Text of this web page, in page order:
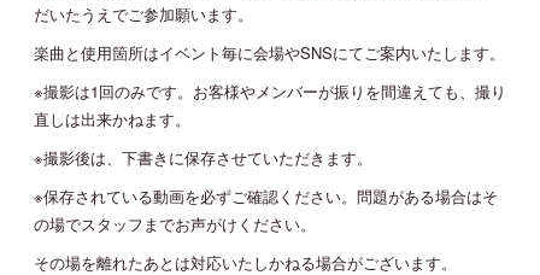
だいたうえでご参加願います。
楽曲と使用箇所はイベント毎に会場やSNSにてご案内いたします。
※撮影は1回のみです。お客様やメンバーが振りを間違えても、撮り
直しは出来かねます。
※撮影後は、下書きに保存させていただきます。
※保存されている動画を必ずご確認ください。問題がある場合はそ
の場でスタッフまでお声がけください。
その場を離れたあとは対応いたしかねる場合がございます。